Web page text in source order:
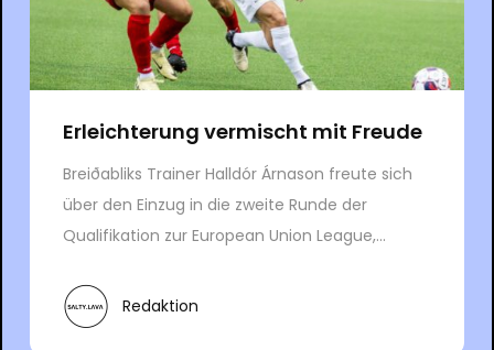
Erleichterung vermischt mit Freude
Breiðabliks Trainer Halldór Árnason freute sich
über den Einzug in die zweite Runde der
Qualifikation zur European Union League,...
Redaktion